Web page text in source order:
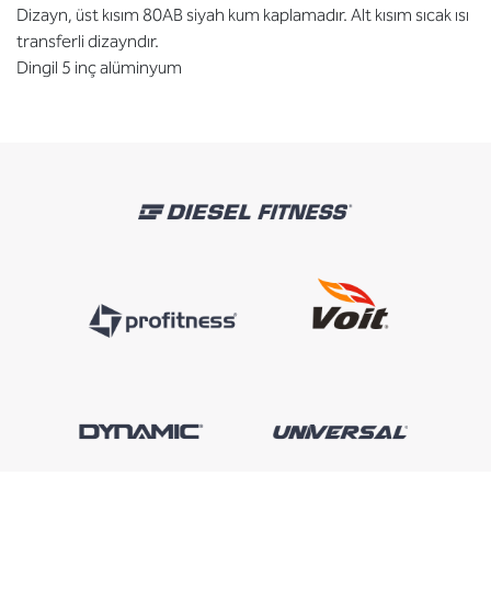
Dizayn, üst kısım 80AB siyah kum kaplamadır. Alt kısım sıcak ısı
transferli dizayndır.
Dingil 5 inç alüminyum